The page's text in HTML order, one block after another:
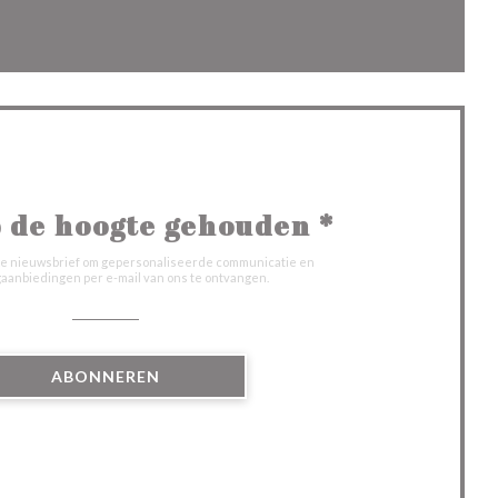
hoogte gehouden *
nieuwsbrief om gepersonaliseerde communicatie en
per e-mail van ons te ontvangen.
ABONNEREN